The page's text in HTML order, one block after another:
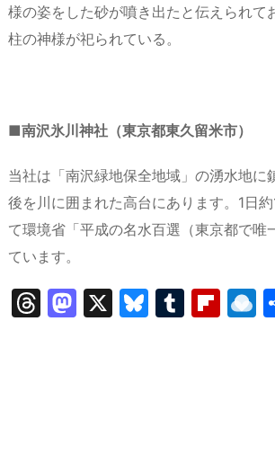
様の姿をした砂が噴き出たと伝えられて
柱の神様が祀られている。
■南沢氷川神社（東京都東久留米市）
当社は「南沢緑地保全地域」の湧水地に
後を川に囲まれた高台にあります。1日
て環境省「平成の名水百選（東京都で唯
ています。
T
M X
Bl T
Fl R